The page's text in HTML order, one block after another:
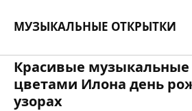
МУЗЫКАЛЬНЫЕ ОТКРЫТКИ
Красивые музыкальные
цветами Илона день
узорах